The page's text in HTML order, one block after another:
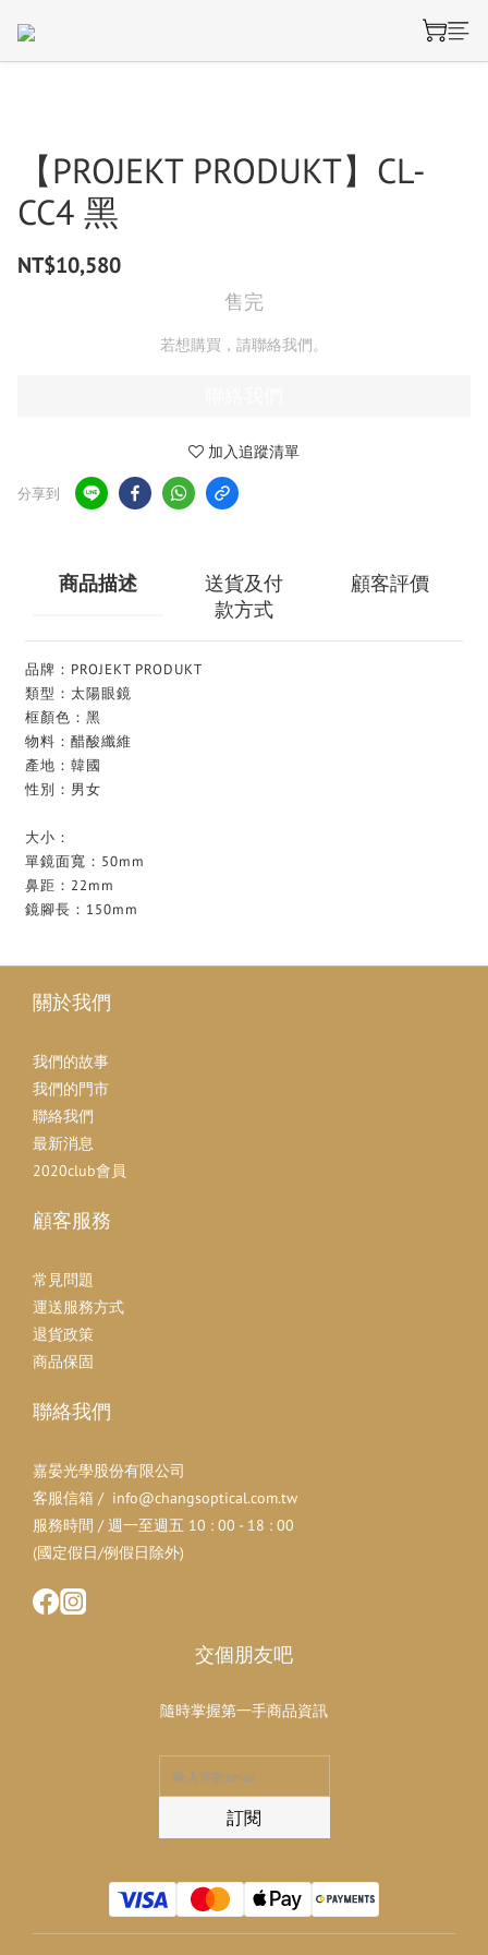
【PROJEKT PRODUKT】CL-
CC4 黑
NT$10,580
售完
若想購買，請聯絡我們。
加入追蹤清單
分享到
商品描述
送貨及付
款方式
顧客評價
品牌：PROJEKT PRODUKT
類型：太陽眼鏡
框顏色：黑
物料：醋酸纖維
產地：韓國
性別：男女
大小：
單鏡面寬：50mm
鼻距：22mm
鏡腳長：150mm
關於我們
我們的故事
我們的門市
聯絡我們
最新消息
2020club會員
顧客服務
常見問題
運送服務方式
退貨政策
商品保固
聯絡我們
嘉晏光學股份有限公司
客服信箱 / info@changsoptical.com.tw
服務時間 / 週一至週五 10 : 00 - 18 : 00
(國定假日/例假日除外)
交個朋友吧
隨時掌握第一手商品資訊
訂閱